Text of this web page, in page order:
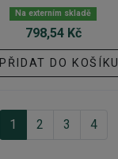
Na externím skladě
798,54 Kč
PŘIDAT DO KOŠÍKU
1 2 3 4